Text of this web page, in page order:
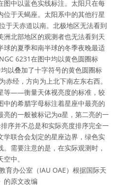
图中以蓝色实线标注。太阳只在每
于天蝎座。太阳系中的其他行星
于天赤道以南。北极地区无法看到
北部地区的观测者也无法看到天
球的夏季和南半球的冬季夜晚最适
6231在图中均以黄色圆圈标
以叠加了十字符号的黄色圆圈标
经，方向为上北下南左东右西。
等——衡量天体视亮度的标准，较
中的希腊字母标注着星座中最亮的
亮的一般被标记为α星，第二亮的一
序并不总是和实际亮度排序完全一
联合会划定的星座边界，绿色实
需要注意的是，在实际观测时，
中。
育办公室（IAU OAE）根据国际天
的原文改编